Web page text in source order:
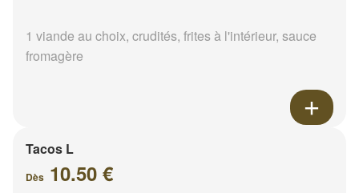
1 viande au choix, crudités, frites à l'intérieur, sauce
fromagère
Tacos L
Dès 10.50 €